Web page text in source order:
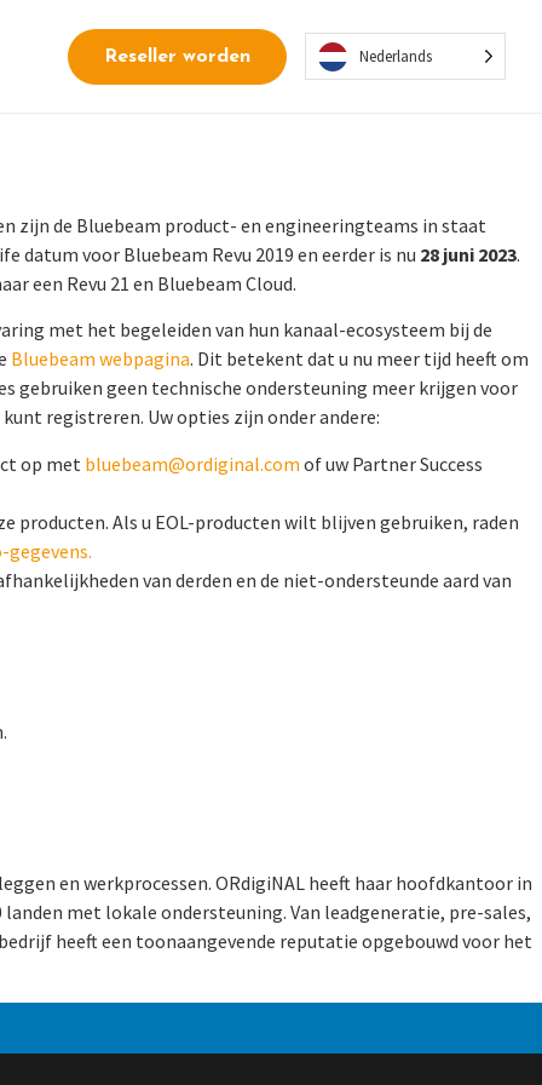
Reseller worden Nederlands
zijn de Bluebeam product- en engineeringteams in staat
datum voor Bluebeam Revu 2019 en eerder is nu 28 juni 2023.
een Revu 21 en Bluebeam Cloud.
met het begeleiden van hun kanaal-ecosysteem bij de
Bluebeam webpagina. Dit betekent dat u nu meer tijd heeft om
gebruiken geen technische ondersteuning meer krijgen voor
registreren. Uw opties zijn onder andere:
op met bluebeam@ordiginal.com of uw Partner Success
producten. Als u EOL-producten wilt blijven gebruiken, raden
gegevens.
van derden en de niet-ondersteunde aard van
en werkprocessen. ORdigiNAL heeft haar hoofdkantoor in
met lokale ondersteuning. Van leadgeneratie, pre-sales,
heeft een toonaangevende reputatie opgebouwd voor het